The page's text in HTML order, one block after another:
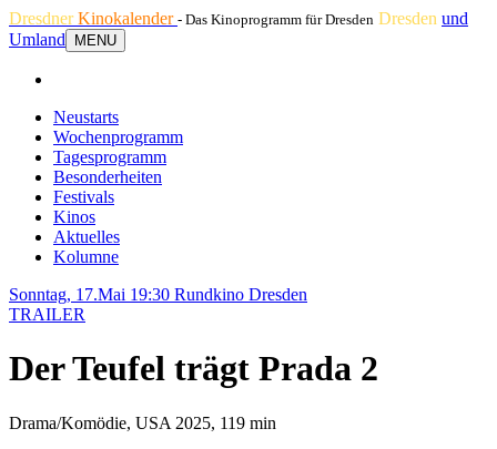
DresdnerKinokalender - Das Kinoprogramm für Dresden Dresden und
Umland
MENU
Neustarts
Wochenprogramm
Tagesprogramm
Besonderheiten
Festivals
Kinos
Aktuelles
Kolumne
Sonntag, 17.Mai 19:30 Rundkino Dresden
TRAILER
Der Teufel trägt Prada 2
Drama/Komödie, USA 2025, 119 min